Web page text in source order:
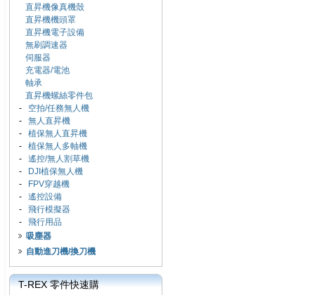
直昇機像真機殼
直昇機機頭罩
直昇機電子設備
無刷調速器
伺服器
充電器/電池
軸承
直昇機螺絲零件包
- 空拍/任務無人機
- 無人直昇機
- 植保無人直昇機
- 植保無人多軸機
- 遙控/無人割草機
-
DJI植保無人機
-
FPV穿越機
- 遙控設備
- 飛行模擬器
- 飛行用品
吸塵器
自動進刀機/換刀機
T-REX 零件快速購